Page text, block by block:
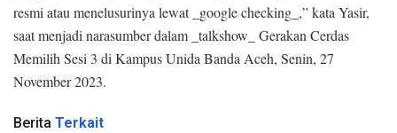
resmi atau menelusurinya lewat _google checking_,” kata Yasir,
saat menjadi narasumber dalam _talkshow_ Gerakan Cerdas
Memilih Sesi 3 di Kampus Unida Banda Aceh, Senin, 27
November 2023.
Berita Terkait